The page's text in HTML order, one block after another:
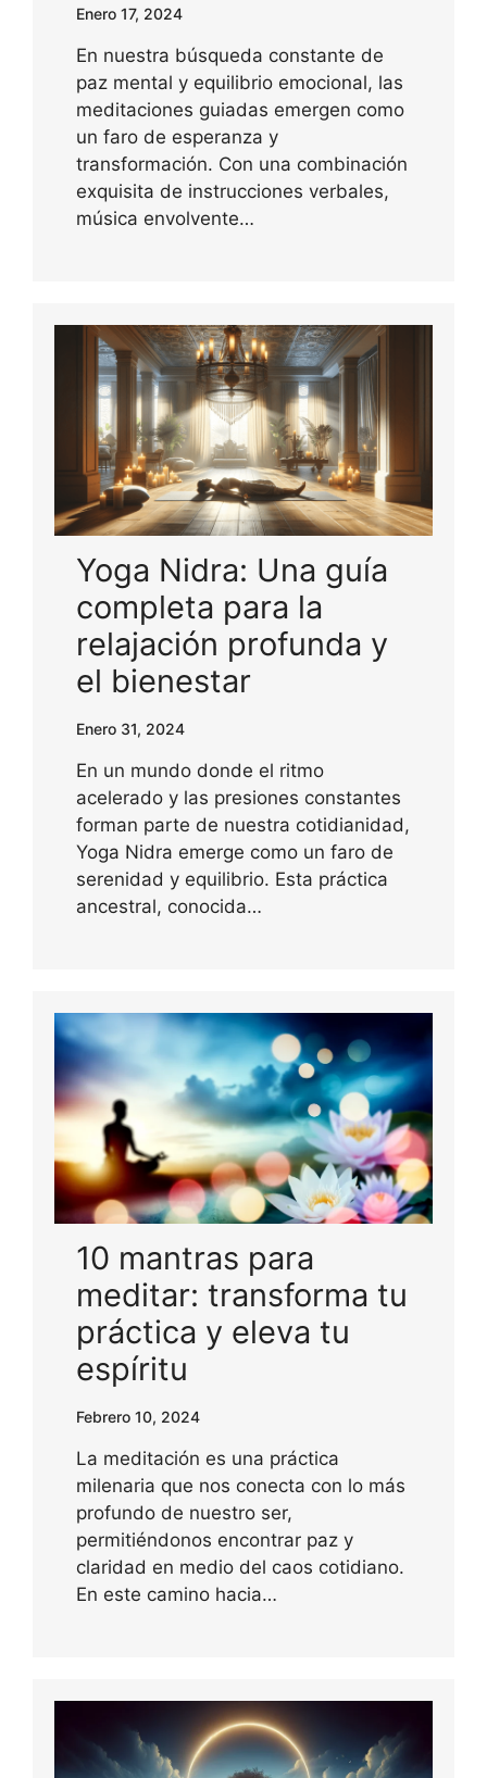
Enero 17, 2024
En nuestra búsqueda constante de
paz mental y equilibrio emocional, las
meditaciones guiadas emergen como
un faro de esperanza y
transformación. Con una combinación
exquisita de instrucciones verbales,
música envolvente…
Yoga Nidra: Una guía
completa para la
relajación profunda y
el bienestar
Enero 31, 2024
En un mundo donde el ritmo
acelerado y las presiones constantes
forman parte de nuestra cotidianidad,
Yoga Nidra emerge como un faro de
serenidad y equilibrio. Esta práctica
ancestral, conocida…
10 mantras para
meditar: transforma tu
práctica y eleva tu
espíritu
Febrero 10, 2024
La meditación es una práctica
milenaria que nos conecta con lo más
profundo de nuestro ser,
permitiéndonos encontrar paz y
claridad en medio del caos cotidiano.
En este camino hacia…